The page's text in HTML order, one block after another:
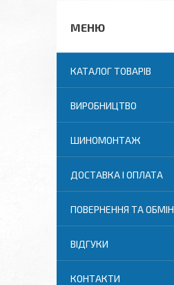
КАТАЛОГ ТОВАРІВ
ВИРОБНИЦТВО
ШИНОМОНТАЖ
ДОСТАВКА І ОПЛАТА
ПОВЕРНЕННЯ ТА ОБМІН
ВІДГУКИ
КОНТАКТИ